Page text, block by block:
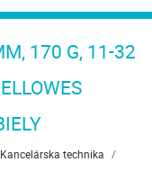
170 G, 11-32
Kancelárska technika /